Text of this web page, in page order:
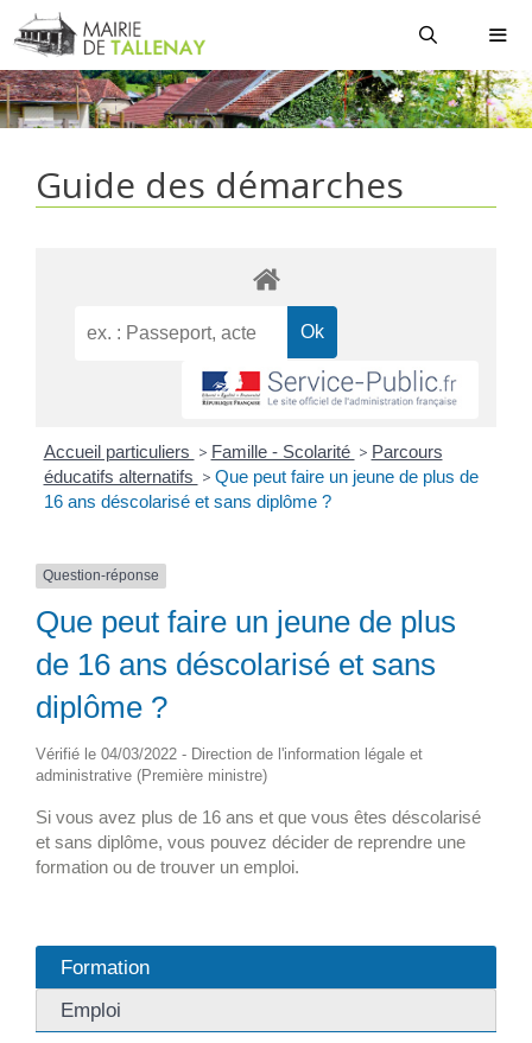
Aller
au
contenu
Guide des démarches
Accueil particuliers > Famille - Scolarité > Parcours
éducatifs alternatifs > Que peut faire un jeune de plus de
16 ans déscolarisé et sans diplôme ?
Question-réponse
Que peut faire un jeune de plus
de 16 ans déscolarisé et sans
diplôme ?
Vérifié le 04/03/2022 - Direction de l'information légale et
administrative (Première ministre)
Si vous avez plus de 16 ans et que vous êtes déscolarisé
et sans diplôme, vous pouvez décider de reprendre une
formation ou de trouver un emploi.
Formation
Emploi